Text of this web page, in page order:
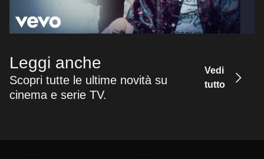
Leggi anche
Scopri tutte le ultime novità su
cinema e serie TV.
Vedi
tutto